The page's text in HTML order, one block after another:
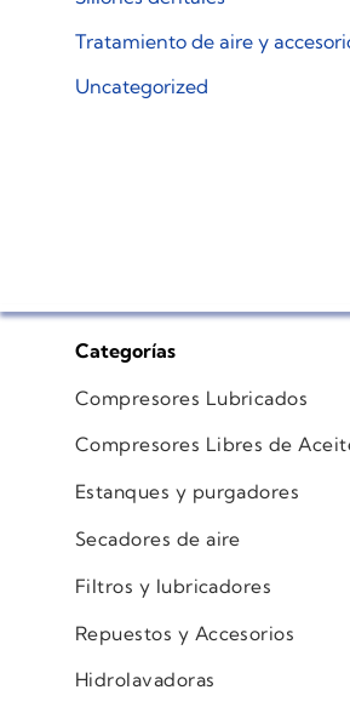
Tratamiento de aire y
Uncategorized
Categorías
Compresores Lubricados
Compresores Libres de
Estanques y purgadores
Secadores de aire
Filtros y lubricadores
Repuestos y Accesorios
Hidrolavadoras